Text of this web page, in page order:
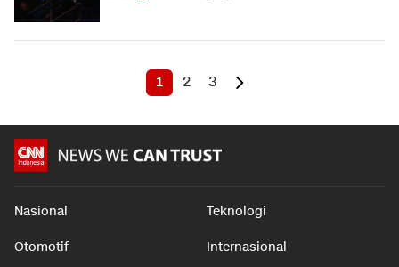
1 2 3
Nasional Teknologi
Otomotif Internasional